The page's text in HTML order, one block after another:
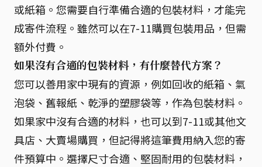
或紙箱。您需要自行準備合適的包裝材料，才能完
成寄件流程。雖然可以在7-11購買包裝用品，但需
額外付費。
如果沒有合適的包裝材料，有什麼替代方案？
您可以善用家中現有的資源，例如回收的紙箱、氣
泡袋、舊報紙、乾淨的塑膠袋等，作為包裝材料。
如果家中沒有合適的材料，也可以到7-11或其他文
具店、大賣場購買，但記得將這筆費用納入您的寄
件預算中。選擇尺寸合適、堅固耐用的包裝材料，